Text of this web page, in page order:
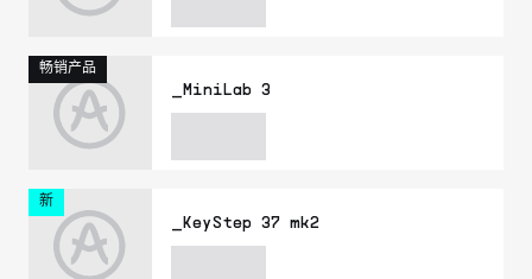
畅销产品
_MiniLab 3
新
_KeyStep 37 mk2